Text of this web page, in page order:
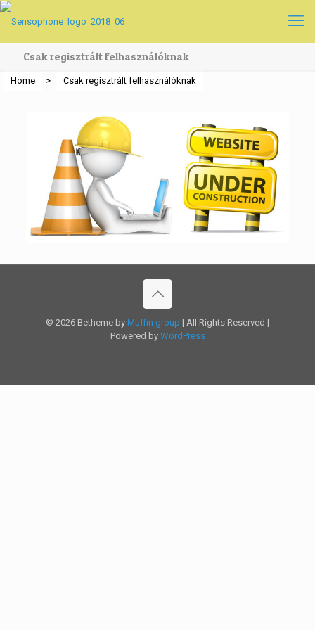
Csak regisztrált felhasználóknak
Home > Csak regisztrált felhasználóknak
© 2026 Betheme by Muffin group | All Rights Reserved |
Powered by WordPress